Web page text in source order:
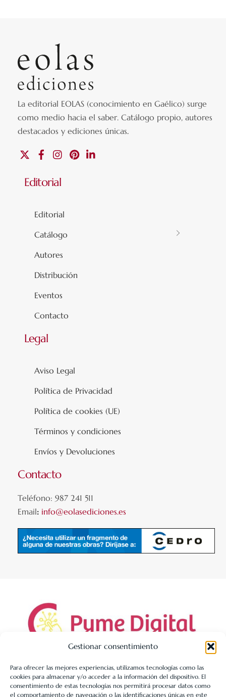
Gestionar consentimiento
Para ofrecer las mejores experiencias, utilizamos tecnologías como las
cookies para almacenar y/o acceder a la información del dispositivo. El
consentimiento de estas tecnologías nos permitirá procesar datos como
el comportamiento de navegación o las identificaciones únicas en este
La editorial EOLAS (conocimiento en Gaélico) surge
como medio hacia el saber.Catálogo propio, autores
destacados y ediciones únicas.
FacebookInstagramPinterest
Editorial
Editorial
Catálogo
Autores
Distribución
Eventos
Contacto
Legal
Aviso Legal
Política de Privacidad
Política de cookies (UE)
Términos y condiciones
Envíos y Devoluciones
Contacto
Teléfono: 987 241 511
Email: info@eolasediciones.es
LIBRERÍA UNIVERSITARIA LEÓN 1980 SLL ha sido beneficiaria
de Fondos Europeos, cuyo objetivo es la mejora de la